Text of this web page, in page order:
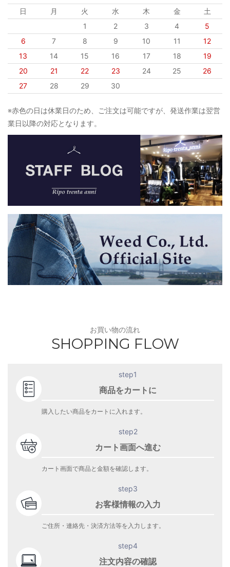
日 月 火 水 木 金
土
1
2 3 4
5
6
7 8 9 10 11
12
13
14 15 16 17 18
19
20
21 22 23 24 25
26
27
28 29 30
※赤色の日は休業日のため、ご注文は可能ですが、発送作業は翌営
業日以降の対応となります。
お買い物の流れ
SHOPPING FLOW
step1
商品をカートに
購入したい商品をカートに入れます。
step2
カート画面へ進む
カート画面で商品と金額を確認します。
step3
お客様情報の入力
ご住所・連絡先・決済方法等を入力します。
step4
注文内容の確認